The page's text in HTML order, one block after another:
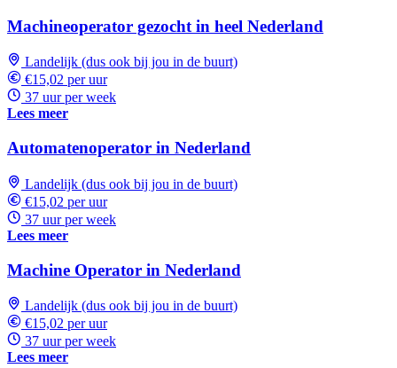
Machineoperator gezocht in heel Nederland
Landelijk (dus ook bij jou in de buurt)
€15,02 per uur
37 uur per week
Lees meer
Automatenoperator in Nederland
Landelijk (dus ook bij jou in de buurt)
€15,02 per uur
37 uur per week
Lees meer
Machine Operator in Nederland
Landelijk (dus ook bij jou in de buurt)
€15,02 per uur
37 uur per week
Lees meer